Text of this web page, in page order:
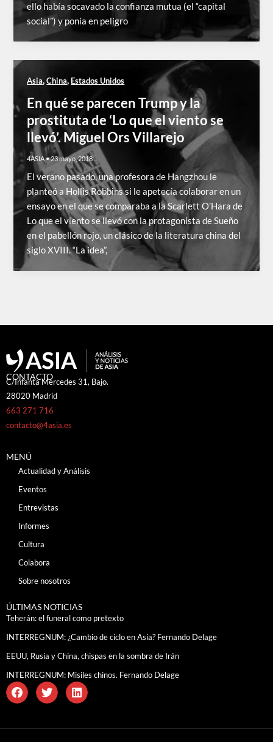
ello había socavado la confianza mutua (el “capital
social”) y ponía en peligro
Asia,China, Estados Unidos
En qué se parecen Trump y la
prostituta de ‘Lo que el viento se
llevó’. Miguel Ors Villarejo
4ASIA•23 mayo, 2018
El verano pasado, una profesora de Hangzhou le
planteó a Hollis Robbins si le apetecía colaborar en un
ensayo en el que se comparaba a la Scarlett O’Hara de
Lo que el viento se llevó con la protagonista de Sueño
en el pabellón rojo, un clásico de la literatura china del
siglo XVIII. “La idea”,
CONTACTO
C/Infanta Mercedes 31, Bajo.
28020 Madrid
663 271 716
contacto@4asia.es
MENÚ
Actualidad y Análisis
Eventos
Entrevistas
Informes
Cultura
Colabora
Sobre nosotros
ÚLTIMAS NOTICIAS
Teherán: el funeral como pretexto
INTERREGNUM: ¿Cambio de ciclo en Asia? Fernando Delage
EEUU, Rusia y China, chispas en la sombra de Irán
INTERREGNUM: Misiles chinos. Fernando Delage